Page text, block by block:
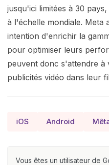
jusqu'ici limitées à 30
à l'échelle mondiale. Meta
intention d'enrichir la
pour optimiser leurs
peuvent donc s'attendre à
publicités vidéo dans leur
iOS Android
Vous êtes un utilisateur de